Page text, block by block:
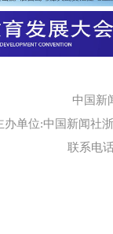
中国新
办单位:中国新闻社
联系电